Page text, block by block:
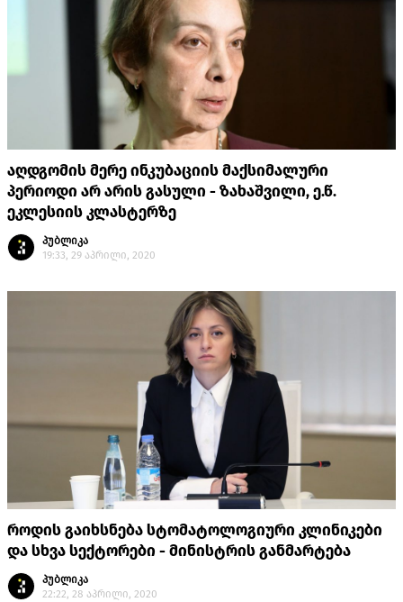
აღდგომის მერე ინკუბაციის მაქსიმალური
პერიოდი არ არის გასული - ზახაშვილი, ე.წ.
ეკლესიის კლასტერზე
პუბლიკა
19:33, 29 აპრილი, 2020
როდის გაიხსნება სტომატოლოგიური კლინიკები
და სხვა სექტორები - მინისტრის განმარტება
პუბლიკა
22:22, 28 აპრილი, 2020